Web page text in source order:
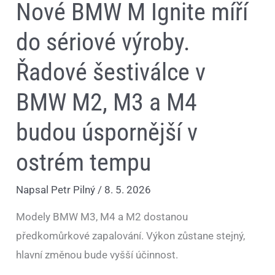
Nové BMW M Ignite míří
do sériové výroby.
Řadové šestiválce v
BMW M2, M3 a M4
budou úspornější v
ostrém tempu
Napsal Petr Pilný/ 8. 5. 2026
Modely BMW M3, M4 a M2 dostanou
předkomůrkové zapalování. Výkon zůstane stejný,
hlavní změnou bude vyšší účinnost.
M4
budou
v
ostrém